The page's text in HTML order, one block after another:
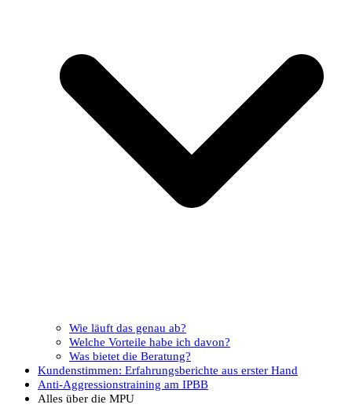
Wie läuft das genau ab?
Welche Vorteile habe ich davon?
Was bietet die Beratung?
Kundenstimmen: Erfahrungsberichte aus erster Hand
Anti-Aggressionstraining am IPBB
Alles über die MPU